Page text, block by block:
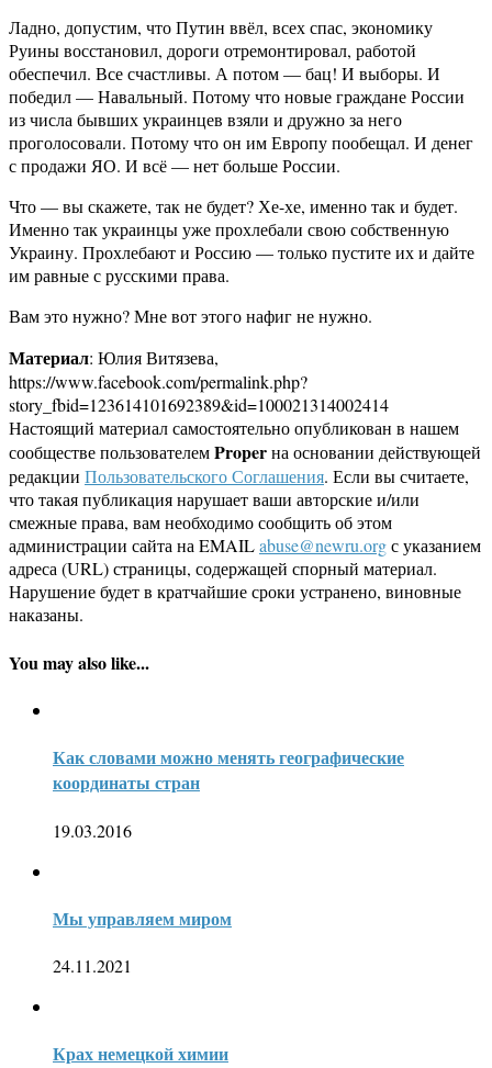
Ладно, допустим, что Путин ввёл, всех спас, экономику
Руины восстановил, дороги отремонтировал, работой
обеспечил. Все счастливы. А потом — бац! И выборы. И
победил — Навальный. Потому что новые граждане России
из числа бывших украинцев взяли и дружно за него
проголосовали. Потому что он им Европу пообещал. И денег
с продажи ЯО. И всё — нет больше России.
Что — вы скажете, так не будет? Хе-хе, именно так и будет.
Именно так украинцы уже прохлебали свою собственную
Украину. Прохлебают и Россию — только пустите их и дайте
им равные с русскими права.
Вам это нужно? Мне вот этого нафиг не нужно.
Материал: Юлия Витязева,
https://www.facebook.com/permalink.php?
story_fbid=123614101692389&id=100021314002414
Настоящий материал самостоятельно опубликован в нашем
сообществе пользователемProperна основании действующей
редакции Пользовательского Соглашения. Если вы считаете,
что такая публикация нарушает ваши авторские и/или
смежные права, вам необходимо сообщить об этом
администрации сайта на EMAILabuse@newru.orgс указанием
адреса (URL) страницы, содержащей спорный материал.
Нарушение будет в кратчайшие сроки устранено, виновные
наказаны.
You may also like...
Как словами можно менять географические
координаты стран
19.03.2016
Мы управляем миром
24.11.2021
Крах немецкой химии